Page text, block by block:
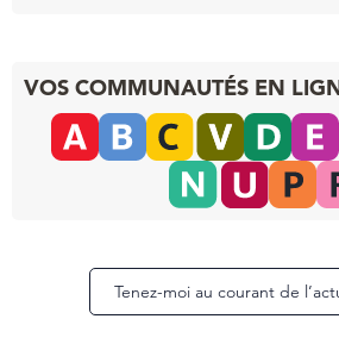
VOS COMMUNAUTÉS EN
Tenez-moi au courant de